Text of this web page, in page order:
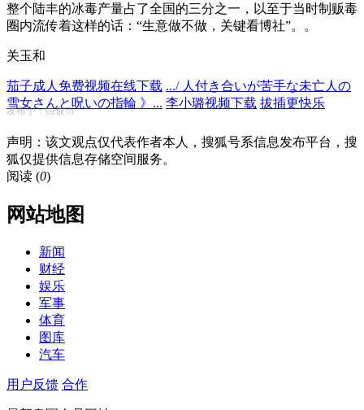
整个陆丰的冰毒产量占了全国的三分之一，以至于当时制贩毒
圈内流传着这样的话：“生意做不做，关键看博社”。。
关玉和
茄子成人免费视频在线下载 .../ 人付き合いが苦手な未亡人の
雪女さんと呪いの指輪 》... 李小璐视频下载 拔插更快乐
发布于：白银市
声明：该文观点仅代表作者本人，搜狐号系信息发布平台，搜
狐仅提供信息存储空间服务。
阅读 (0)
网站地图
新闻
财经
娱乐
军事
体育
图库
汽车
用户反馈 合作